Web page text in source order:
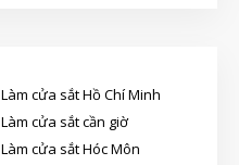
Làm cửa sắt Hồ Chí Minh
Làm cửa sắt cần giờ
Làm cửa sắt Hóc Môn